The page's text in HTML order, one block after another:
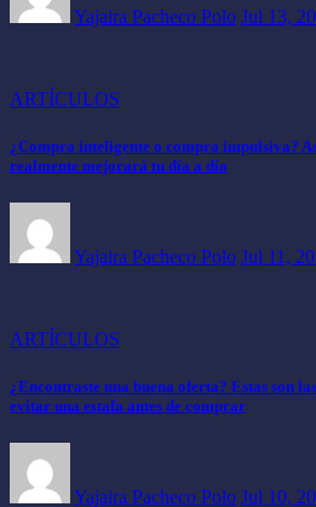
Yajaira Pacheco Polo Jul 13,
ARTÍCULOS
¿Compra inteligente o compra impulsiva?
realmente mejorará tu día a día
Yajaira Pacheco Polo Jul 11,
ARTÍCULOS
¿Encontraste una buena oferta? Estas son
evitar una estafa antes de comprar
Yajaira Pacheco Polo Jul 10,